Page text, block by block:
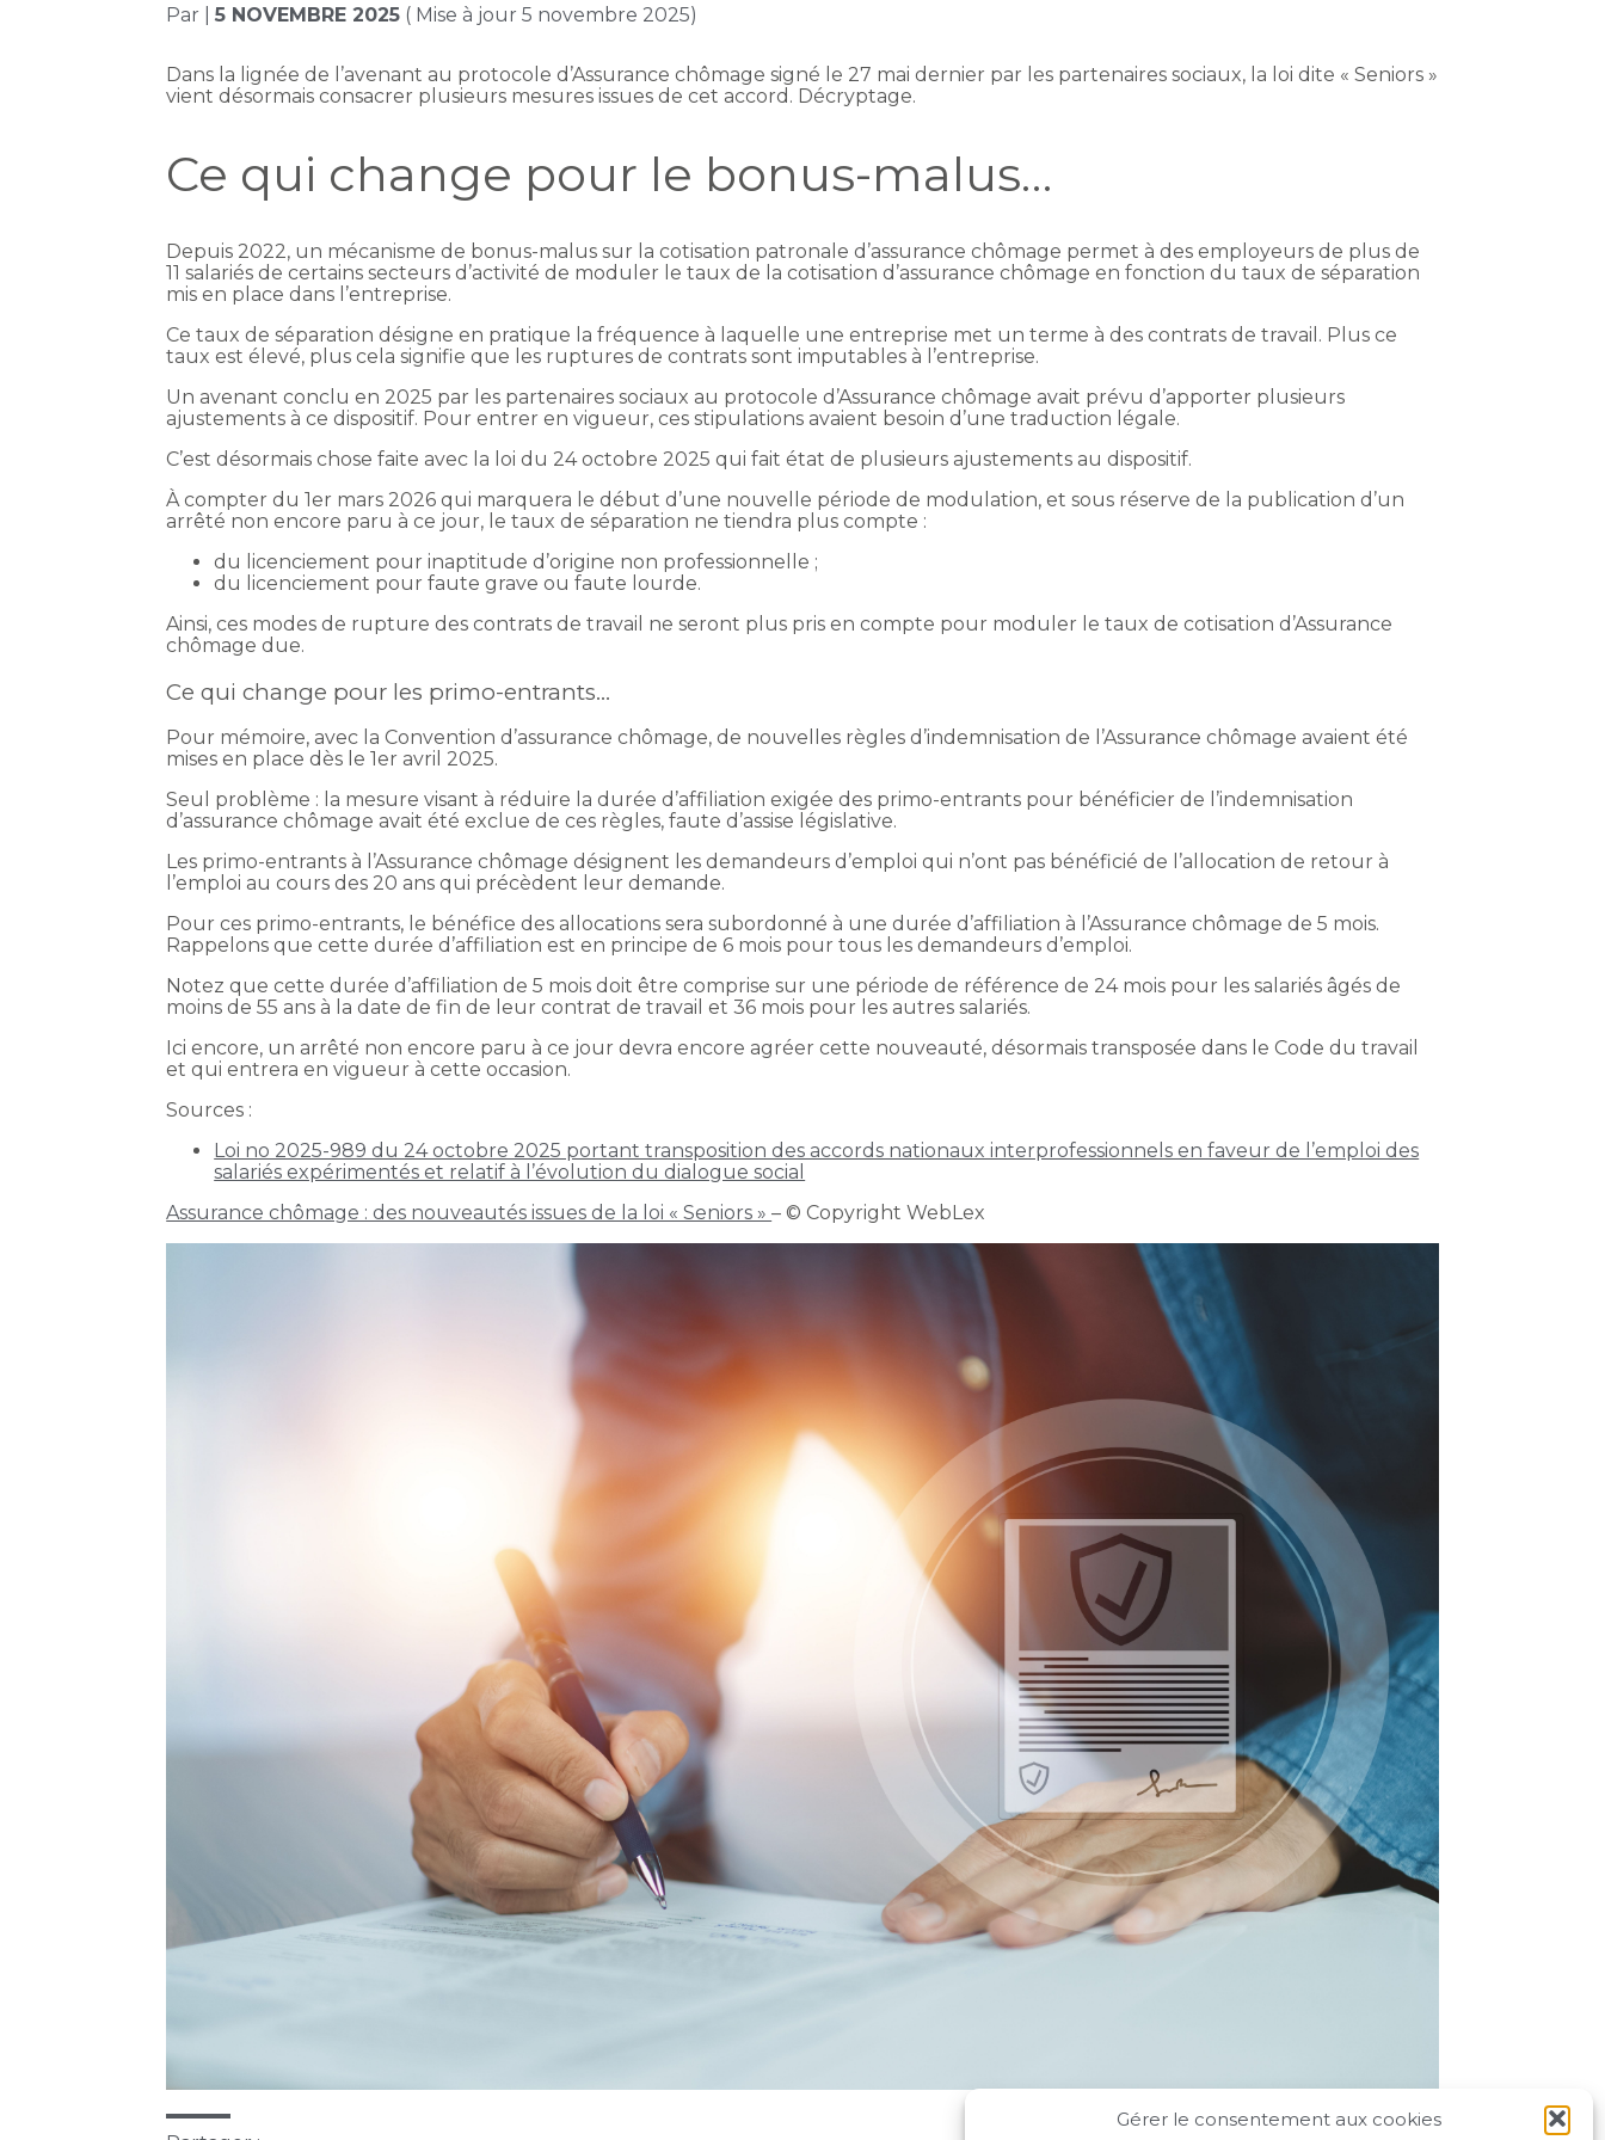
Gérer le consentement aux cookies
Par |5 NOVEMBRE 2025 ( Mise à jour 5 novembre 2025)
Dans la lignée de l’avenant au protocole d’Assurance chômage signé le 27 mai dernier par les partenaires sociaux, la loi dite « Seniors »
vient désormais consacrer plusieurs mesures issues de cet accord. Décryptage.
Ce qui change pour le bonus-malus…
Depuis 2022, un mécanisme de bonus-malus sur la cotisation patronale d’assurance chômage permet à des employeurs de plus de
11 salariés de certains secteurs d’activité de moduler le taux de la cotisation d’assurance chômage en fonction du taux de séparation
mis en place dans l’entreprise.
Ce taux de séparation désigne en pratique la fréquence à laquelle une entreprise met un terme à des contrats de travail. Plus ce
taux est élevé, plus cela signifie que les ruptures de contrats sont imputables à l’entreprise.
Un avenant conclu en 2025 par les partenaires sociaux au protocole d’Assurance chômage avait prévu d’apporter plusieurs
ajustements à ce dispositif. Pour entrer en vigueur, ces stipulations avaient besoin d’une traduction légale.
C’est désormais chose faite avec la loi du 24 octobre 2025 qui fait état de plusieurs ajustements au dispositif.
À compter du 1er mars 2026 qui marquera le début d’une nouvelle période de modulation, et sous réserve de la publication d’un
arrêté non encore paru à ce jour, le taux de séparation ne tiendra plus compte :
du licenciement pour inaptitude d’origine non professionnelle ;
du licenciement pour faute grave ou faute lourde.
Ainsi, ces modes de rupture des contrats de travail ne seront plus pris en compte pour moduler le taux de cotisation d’Assurance
chômage due.
Ce qui change pour les primo-entrants…
Pour mémoire, avec la Convention d’assurance chômage, de nouvelles règles d’indemnisation de l’Assurance chômage avaient été
mises en place dès le 1er avril 2025.
Seul problème : la mesure visant à réduire la durée d’affiliation exigée des primo-entrants pour bénéficier de l’indemnisation
d’assurance chômage avait été exclue de ces règles, faute d’assise législative.
Les primo-entrants à l’Assurance chômage désignent les demandeurs d’emploi qui n’ont pas bénéficié de l’allocation de retour à
l’emploi au cours des 20 ans qui précèdent leur demande.
Pour ces primo-entrants, le bénéfice des allocations sera subordonné à une durée d’affiliation à l’Assurance chômage de 5 mois.
Rappelons que cette durée d’affiliation est en principe de 6 mois pour tous les demandeurs d’emploi.
Notez que cette durée d’affiliation de 5 mois doit être comprise sur une période de référence de 24 mois pour les salariés âgés de
moins de 55 ans à la date de fin de leur contrat de travail et 36 mois pour les autres salariés.
Ici encore, un arrêté non encore paru à ce jour devra encore agréer cette nouveauté, désormais transposée dans le Code du travail
et qui entrera en vigueur à cette occasion.
Sources :
Loi no 2025-989 du 24 octobre 2025 portant transposition des accords nationaux interprofessionnels en faveur de l’emploi des
salariés expérimentés et relatif à l’évolution du dialogue social
Assurance chômage : des nouveautés issues de la loi « Seniors »– © Copyright WebLex